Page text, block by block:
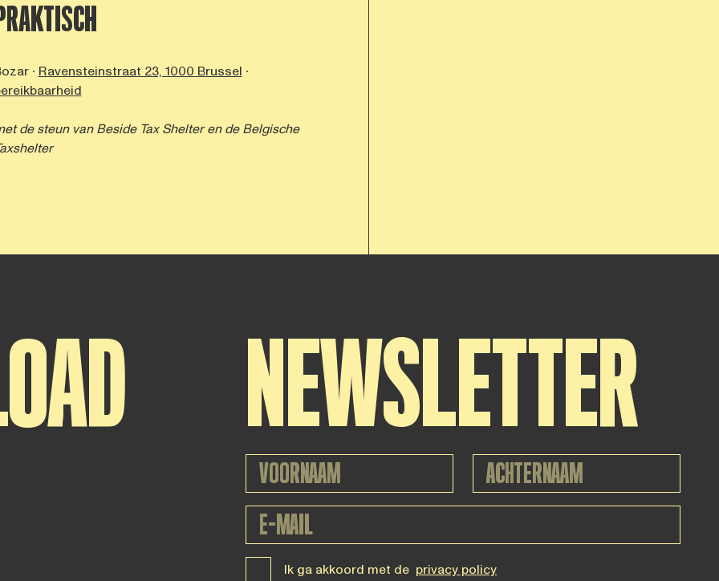
PRAKTISCH
∙ Ravensteinstraat 23, 1000 Brussel ∙
de steun vanBeside Tax Shelteren de Belgische
NEWSLETTER
Ik ga akkoord met de privacy policy